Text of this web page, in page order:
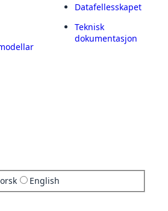
Datafellesskapet
Teknisk
dokumentasjon
English